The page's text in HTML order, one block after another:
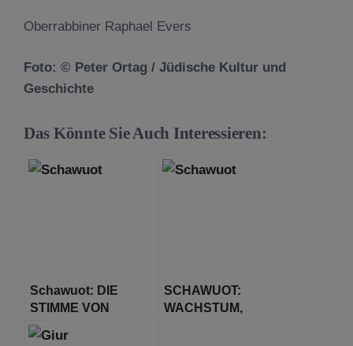
Oberrabbiner Raphael Evers
Foto: © Peter Ortag / Jüdische Kultur und
Geschichte
Das Könnte Sie Auch Interessieren:
Schawuot: DIE
STIMME VON
BERG SINAI
SCHAWUOT:
WACHSTUM,